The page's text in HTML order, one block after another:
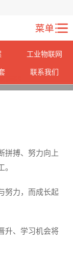
工业物联网
联系我们
拼搏、努力向上
努力，而成长起
升、学习机会将